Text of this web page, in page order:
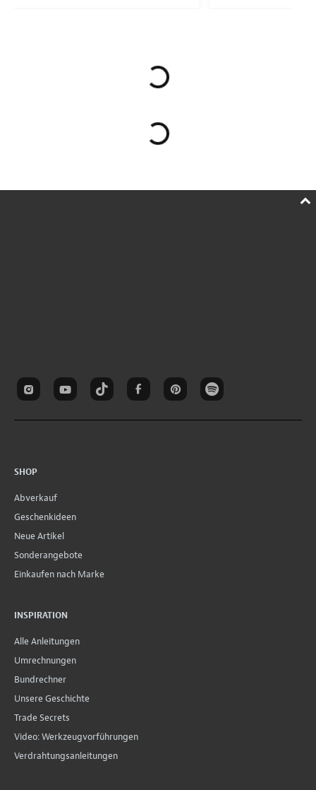
SHOP
Abverkauf
Geschenkideen
Neue Artikel
Sonderangebote
Einkaufen nach Marke
INSPIRATION
Alle Anleitungen
Umrechnungen
Bundrechner
Unsere Geschichte
Trade Secrets
Video: Werkzeugvorführungen
Verdrahtungsanleitungen